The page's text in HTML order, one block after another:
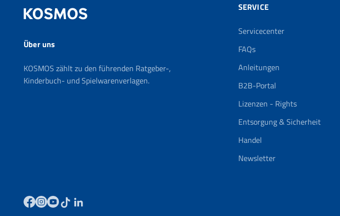
Über uns
KOSMOS zählt zu den führenden Ratgeber-,
Kinderbuch- und Spielwarenverlagen.
SERVICE
Servicecenter
FAQs
Anleitungen
B2B-Portal
Lizenzen - Rights
Entsorgung & Sicherheit
Handel
Newsletter